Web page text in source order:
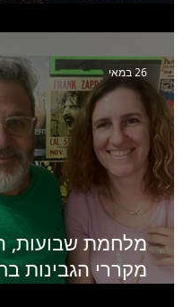
מחבר הספר
פרקים בחיי
מלחמת שבועות,
מקררי הגבינות
26 במאי